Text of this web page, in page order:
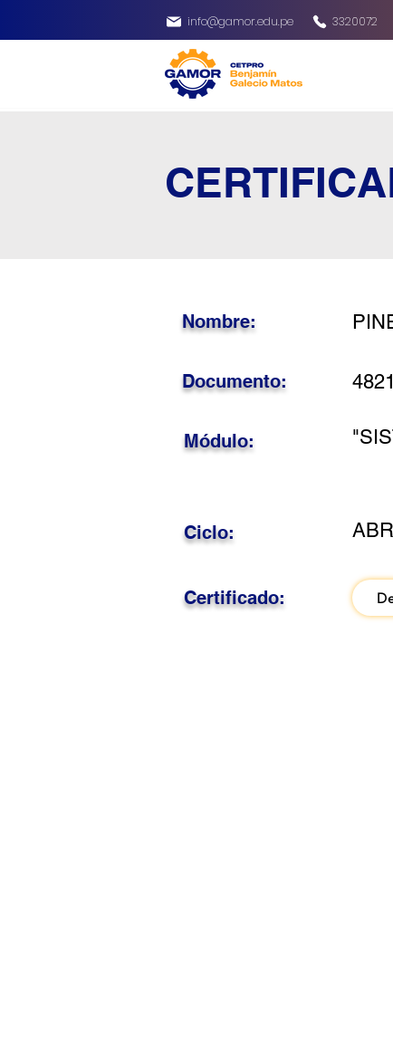
info@gamor.edu.pe 3320072
Nombre:
Documento:
Módulo:
Ciclo:
Certificado: